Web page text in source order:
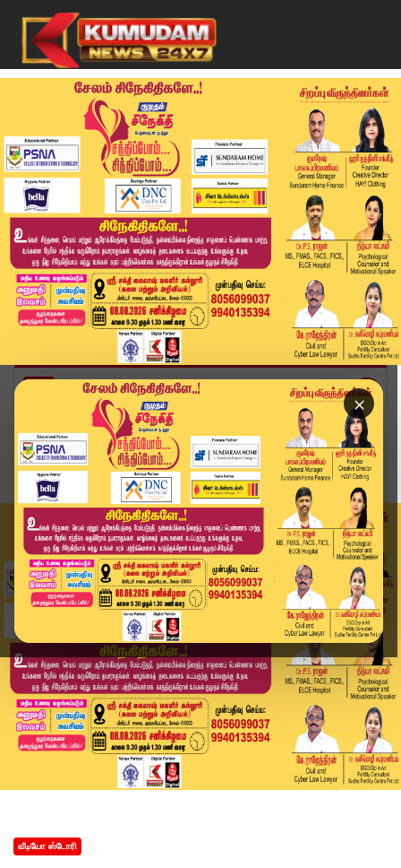
×
Home
வீடியோ ஸ்டோரி
சாதிவாரி கணக்கெடுப்பை நடத்த வேண்டும் - விஜய் | ...
வீடியோ ஸ்டோரி